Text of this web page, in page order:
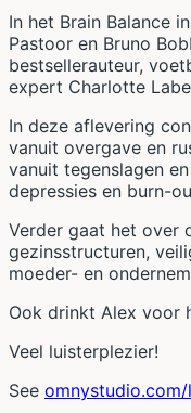
In het Brain Balance
Pastoor en Bruno
bestsellerauteur,
expert Charlotte
In deze aflevering
vanuit overgave en
vanuit tegenslagen
depressies en burn-
Verder gaat het over
gezinsstructuren,
moeder- en
Ook drinkt Alex voor
Veel luisterplezier!
See